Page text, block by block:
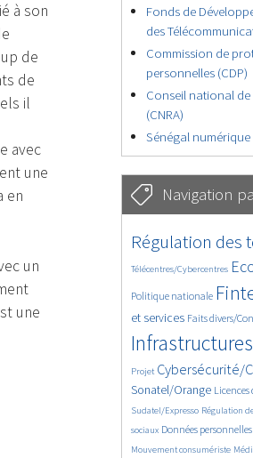
à son
de
de
il
avec
une
en
un
une
Fonds de
des
Commission de
personnelles (CDP)
Conseil national
(CNRA)
Sénégal numérique
Navigation
4622/5700
Régulation des
391/5700
Télécentres/Cybercentres
3640/5700
1851/5700
Politique nationale
5242/5700
675/5700
2369/5700
et services
1564/5700 Faits divers/
824/5700
5700/5700
Infrastructures
1817/5700
195/5700
248/5700
Projet
3585/5700Cybersécurité/
2300/5700
Sonatel/Orange
1623/5700
285/5700
Sudatel/Expresso
1023/5700 Régulation
1537/5700
1135/5700
sociaux
1690/5700Données personnelles
152/5700
637/5700
Mouvement consumériste
367/5700
655/5700
1727/5700